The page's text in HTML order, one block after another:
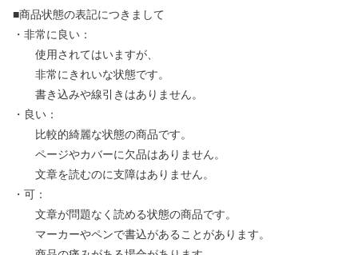
■商品状態の表記につきまして
・非常に良い：
使用されてはいますが、
非常にきれいな状態です。
書き込みや線引きはありません。
・良い：
比較的綺麗な状態の商品です。
ページやカバーに欠品はありません。
文章を読むのに支障はありません。
・可：
文章が問題なく読める状態の商品です。
マーカーやペンで書込があることがあります。